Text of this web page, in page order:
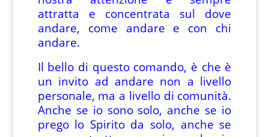
attratta e concentrata sul dove
andare, come andare e con chi
andare.
Il bello di questo comando, è che è
un invito ad andare non a livello
personale, ma a livello di comunità.
Anche se io sono solo, anche se io
prego lo Spirito da solo, anche se